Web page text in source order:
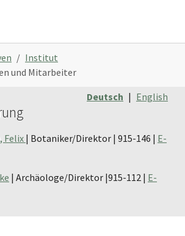
Institut
und Mitarbeiter
Deutsch | English
Felix | Botaniker/Direktor | 915-146 | E-
| Archäologe/Direktor |915-112 | E-